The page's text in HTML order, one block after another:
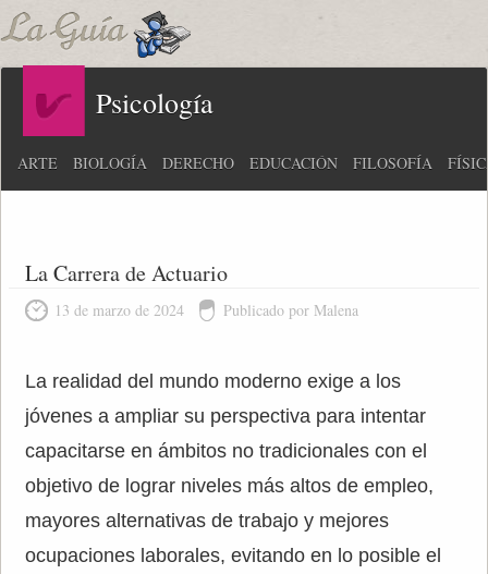
Psicología
ARTE BIOLOGÍA DERECHO EDUCACIÓN FILOSOFÍA
La Carrera de Actuario
13 de marzo de 2024 Publicado por Malena
La realidad del mundo moderno exige a los
jóvenes a ampliar su perspectiva para intentar
capacitarse en ámbitos no tradicionales con el
objetivo de lograr niveles más altos de empleo,
mayores alternativas de trabajo y mejores
ocupaciones laborales, evitando en lo posible el